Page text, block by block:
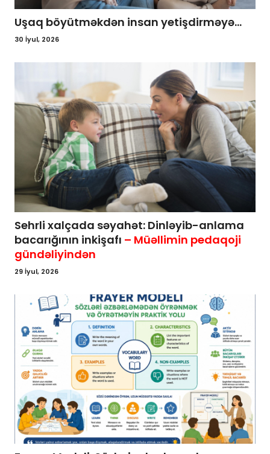
Uşaq böyütməkdən insan yetişdirməyə...
30 İyul, 2026
Sehrli xalçada səyahət: Dinləyib-anlama
bacarığının inkişafı – Müəllimin pedaqoji
gündəliyindən
29 İyul, 2026